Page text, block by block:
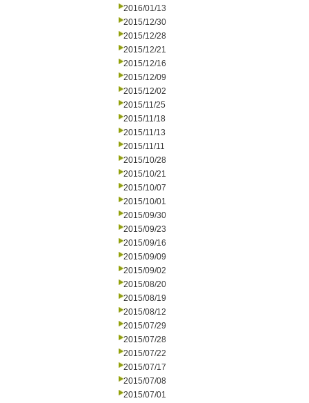
2016/01/13
2015/12/30
2015/12/28
2015/12/21
2015/12/16
2015/12/09
2015/12/02
2015/11/25
2015/11/18
2015/11/13
2015/11/11
2015/10/28
2015/10/21
2015/10/07
2015/10/01
2015/09/30
2015/09/23
2015/09/16
2015/09/09
2015/09/02
2015/08/20
2015/08/19
2015/08/12
2015/07/29
2015/07/28
2015/07/22
2015/07/17
2015/07/08
2015/07/01